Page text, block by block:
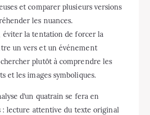
et comparer plusieurs versions
les nuances.
la tentation de forcer la
un vers et un événement
plutôt à comprendre les
et les images symboliques.
d’un quatrain se fera en
: lecture attentive du texte original